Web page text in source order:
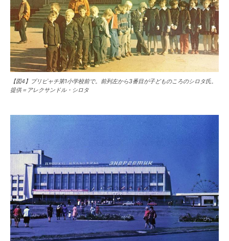
【図4】プリピャチ第1小学校前で。前列左から3番目が子どものころのシロタ氏。
提供＝アレクサンドル・シロタ